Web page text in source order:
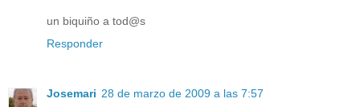
un biquiño a tod@s
Responder
Josemari 28 de marzo de 2009 a las 7:57